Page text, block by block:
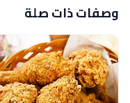
وصفات ذات صلة